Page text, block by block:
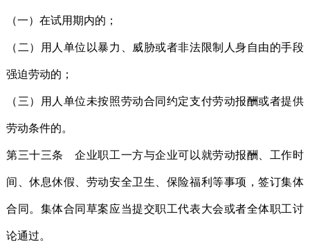
（一）在试用期内的；
（二）用人单位以暴力、威胁或者非法限制人身自由的手段
强迫劳动的；
（三）用人单位未按照劳动合同约定支付劳动报酬或者提供
劳动条件的。
第三十三条 企业职工一方与企业可以就劳动报酬、工作时
间、休息休假、劳动安全卫生、保险福利等事项，签订集体
合同。集体合同草案应当提交职工代表大会或者全体职工讨
论通过。